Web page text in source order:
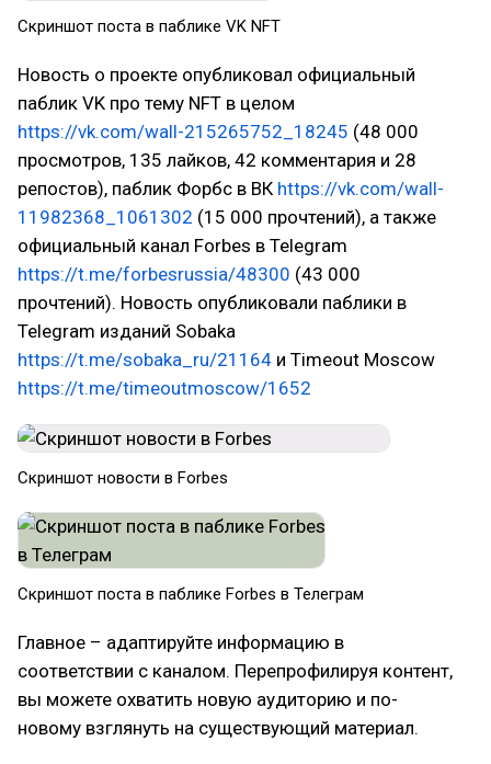
Скриншот поста в паблике VK NFT
Новость о проекте опубликовал официальный
паблик VK про тему NFT в целом
https://vk.com/wall-215265752_18245 (48 000
просмотров, 135 лайков, 42 комментария и 28
репостов), паблик Форбс в ВК https://vk.com/wall-
11982368_1061302 (15 000 прочтений), а также
официальный канал Forbes в Telegram
https://t.me/forbesrussia/48300 (43 000
прочтений). Новость опубликовали паблики в
Telegram изданий Sobaka
https://t.me/sobaka_ru/21164 и Timeout Moscow
https://t.me/timeoutmoscow/1652
Скриншот новости в Forbes
Скриншот поста в паблике Forbes в Телеграм
Главное – адаптируйте информацию в
соответствии с каналом. Перепрофилируя контент,
вы можете охватить новую аудиторию и по-
новому взглянуть на существующий материал.